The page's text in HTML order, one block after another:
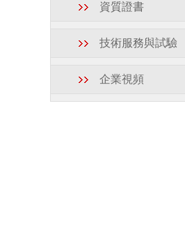
資質證書
技術服務與試驗
企業視頻